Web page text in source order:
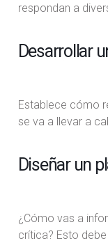
respondan a
Desarrollar
Establece cómo
se va a llevar a
Diseñar un
¿Cómo vas a
crítica? Esto